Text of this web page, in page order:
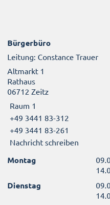
Bürgerbüro
Leitung: Constance Trauer
Altmarkt 1
Rathaus
06712 Zeitz
Raum 1
+49 3441 83-312
+49 3441 83-261
Nachricht schreiben
Montag
Dienstag